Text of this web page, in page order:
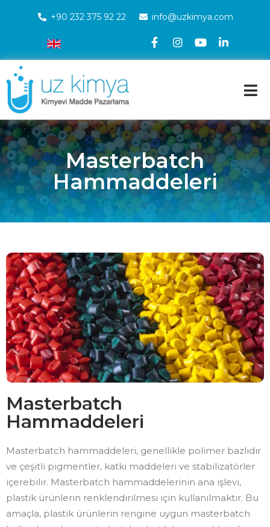
+90 232 375 92 22 info@uzkimya.com
Masterbatch
Hammaddeleri
Masterbatch
Hammaddeleri
Masterbatch hammaddeleri, genellikle polimer bazlıdır
ve çeşitli pigmentler, katkı maddeleri ve stabilizatörler
içerebilir. Masterbatch hammaddelerinin ana işlevi,
plastik ürünlerin renklendirilmesi için kullanılmaktır. Bu
amaçla, plastik ürünlerin rengine uygun masterbatch